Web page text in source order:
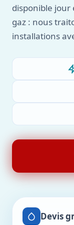
disponible jour
gaz : nous
installations
Devis